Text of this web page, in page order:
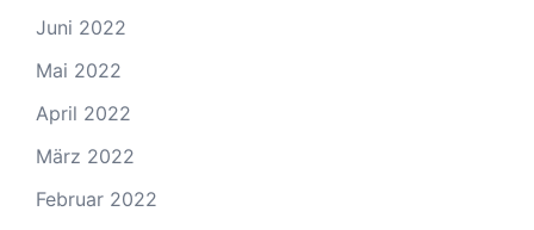
Juni 2022
Mai 2022
April 2022
März 2022
Februar 2022